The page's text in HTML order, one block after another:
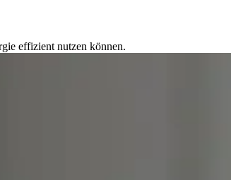
effizient nutzen können.